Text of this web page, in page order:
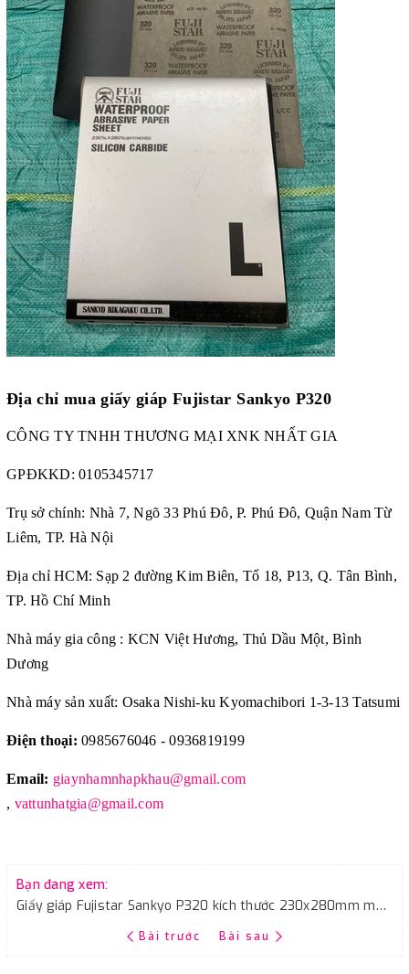
Địa chỉ muagiấy giáp Fujistar Sankyo P320
CÔNG TY TNHH THƯƠNG MẠI XNK NHẤT GIA
GPĐKKD: 0105345717
Trụ sở chính: Nhà 7, Ngõ 33 Phú Đô, P. Phú Đô, Quận Nam Từ
Liêm, TP. Hà Nội
Địa chỉ HCM: Sạp 2 đường Kim Biên, Tổ 18, P13, Q. Tân Bình,
TP. Hồ Chí Minh
Nhà máy gia công : KCN Việt Hương, Thủ Dầu Một, Bình
Dương
Nhà máy sản xuất: Osaka Nishi-ku Kyomachibori 1-3-13 Tatsumi
Điện thoại: 0985676046 - 0936819199
Email: giaynhamnhapkhau@gmail.com
, vattunhatgia@gmail.com
Bạn đang xem:
Giấy giáp Fujistar Sankyo P320 kích thước 230x280mm màu xám chịu nước
Bài trước Bài sau